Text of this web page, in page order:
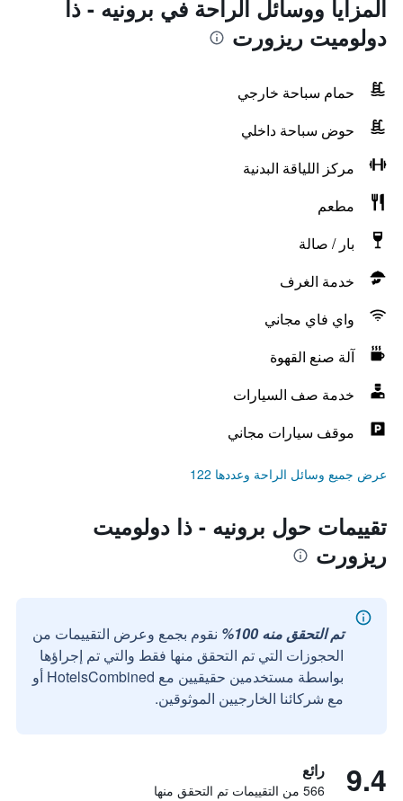
المزايا ووسائل الراحة في برونيه - ذا
دولوميت ريزورت
حمام سباحة خارجي
حوض سباحة داخلي
مركز اللياقة البدنية
مطعم
بار / صالة
خدمة الغرف
واي فاي مجاني
آلة صنع القهوة
خدمة صف السيارات
موقف سيارات مجاني
عرض جميع وسائل الراحة وعددها 122
تقييمات حول برونيه - ذا دولوميت
ريزورت
تم التحقق منه 100%
نقوم بجمع وعرض التقييمات من
الحجوزات التي تم التحقق منها فقط والتي تم إجراؤها
بواسطة مستخدمين حقيقيين مع HotelsCombined أو
مع شركائنا الخارجيين الموثوقين.
9.4 رائع
566 من التقييمات تم التحقق منها